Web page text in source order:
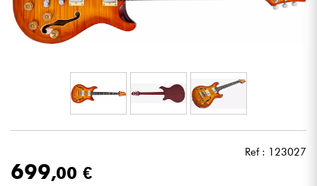
Grabación
Auriculares
Micros
Ref : 123027
699,00 €